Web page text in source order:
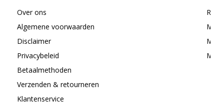
Over ons
Algemene voorwaarden
Disclaimer
Privacybeleid
Betaalmethoden
Verzenden & retourneren
Klantenservice